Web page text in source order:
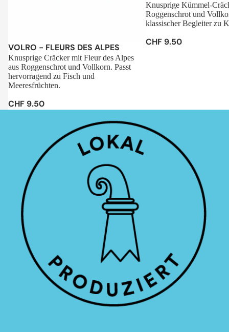
Sale
VOLRO - FLEURS DES ALPES
Knusprige Cräcker mit Fleur des Alpes
aus Roggenschrot und Vollkorn. Passt
hervorragend zu Fisch und
Meeresfrüchten.
CHF 9.50
Knusprige Kümmel-
Roggenschrot und
klassischer Begleiter zu
CHF 9.50